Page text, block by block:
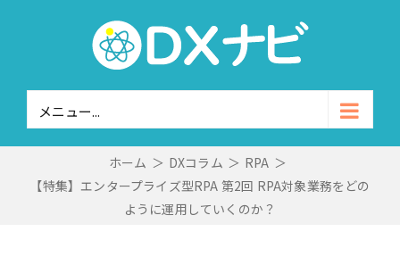
メニュー...
ホーム ＞ DXコラム ＞ RPA ＞
【特集】エンタープライズ型RPA 第2回 RPA対象業務をどの
ように運用していくのか？